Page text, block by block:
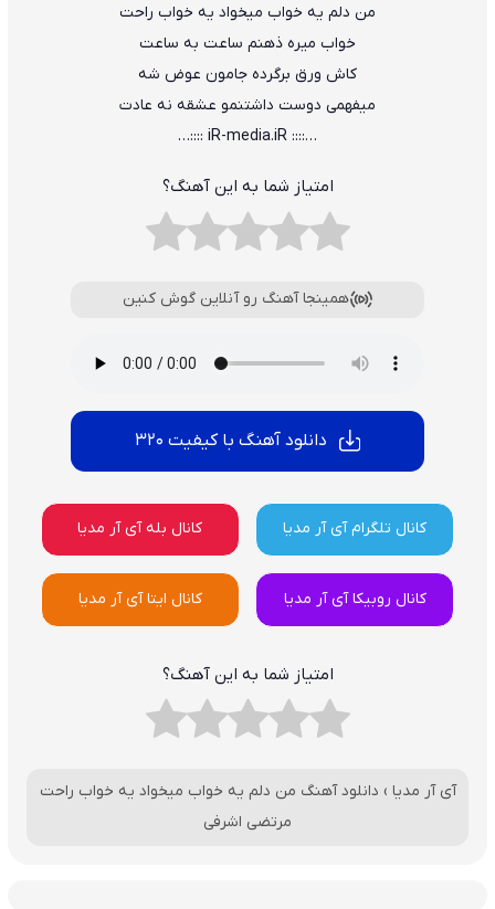
من دلم یه خواب میخواد یه خواب راحت
خواب میره ذهنم ساعت به ساعت
کاش ورق برگرده جامون عوض شه
میفهمی دوست داشتنمو عشقه نه عادت
…:::: iR-media.iR ::::…
امتیاز شما به این آهنگ؟
همینجا آهنگ رو آنلاین گوش کنین
دانلود آهنگ با کیفیت 320
کانال تلگرام آی آر مدیا کانال بله آی آر مدیا
کانال روبیکا آی آر مدیا کانال ایتا آی آر مدیا
امتیاز شما به این آهنگ؟
آی آر مدیا › دانلود آهنگ من دلم یه خواب میخواد یه خواب راحت
مرتضی اشرفی